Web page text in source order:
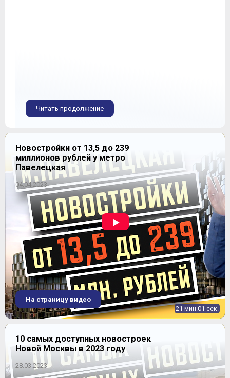
Читать продолжение
Новостройки от 13,5 до 239
миллионов рублей у метро
Павелецкая
04.04.2023
21 мин.01 сек.
На страницу видео
10 самых доступных новостроек
Новой Москвы в 2023 году
28.03.2023